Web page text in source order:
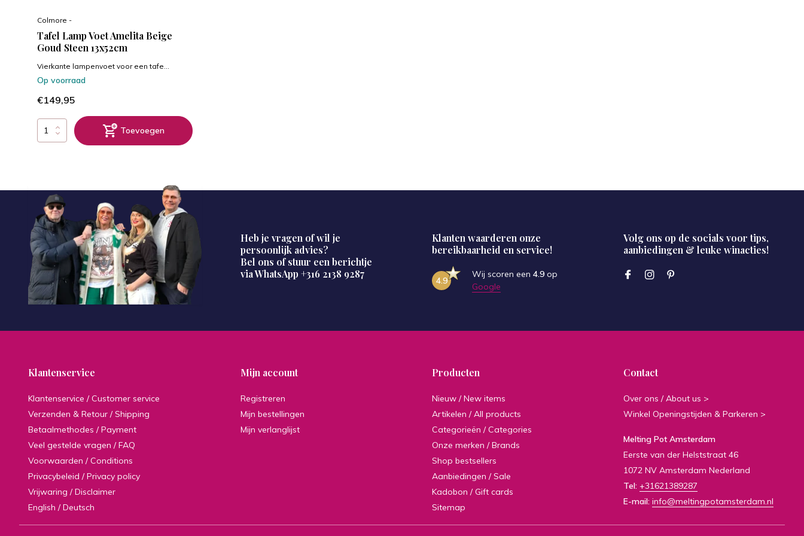
Colmore -
Tafel Lamp Voet Amelita Beige
Goud Steen 13x52cm
Vierkante lampenvoet voor een tafe...
Op voorraad
€149,95
Toevoegen
Heb je vragen of wil je
persoonlijk advies?
Bel ons of stuur een berichtje
via WhatsApp +316 2138 9287
Klanten waarderen onze
bereikbaarheid en service!
4.9
Wij scoren een 4.9 op
Google
Volg ons op de socials voor tips,
aanbiedingen & leuke winacties!
Klantenservice
Klantenservice / Customer service
Verzenden & Retour / Shipping
Betaalmethodes / Payment
Veel gestelde vragen / FAQ
Voorwaarden / Conditions
Privacybeleid / Privacy policy
Vrijwaring / Disclaimer
English / Deutsch
Mijn account
Registreren
Mijn bestellingen
Mijn verlanglijst
Producten
Nieuw / New items
Artikelen / All products
Categorieën / Categories
Onze merken / Brands
Shop bestsellers
Aanbiedingen / Sale
Kadobon / Gift cards
Sitemap
Contact
Over ons / About us >
Winkel Openingstijden & Parkeren >
Melting Pot Amsterdam
Eerste van der Helststraat 46
1072 NV Amsterdam Nederland
Tel: +31621389287
E-mail: info@meltingpotamsterdam.nl